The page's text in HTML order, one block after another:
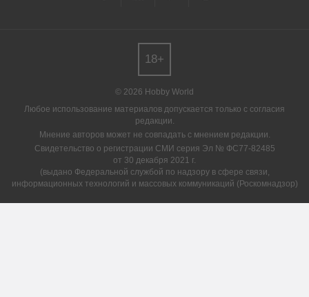
© 2026 Hobby World
Любое использование материалов допускается только с согласия
редакции.
Мнение авторов может не совпадать с мнением редакции.
Свидетельство о регистрации СМИ серия Эл № ФС77-82485
от 30 декабря 2021 г.
(выдано Федеральной службой по надзору в сфере связи,
информационных технологий и массовых коммуникаций (Роскомнадзор)
18+